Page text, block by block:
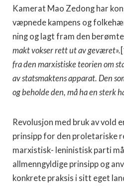
Kamerat Mao Zedong har
væpnede kampens og
ning og lagt fram den
makt vokser rett ut av geværet».
fra den marxistiske teorien om
av statsmaktens apparat. Den
og beholde den, må ha en sterk
Revolusjon med bruk av vold
prinsipp for den proletariske
marxistisk- leninistisk parti
allmenngyldi­ge prinsipp og
konkrete praksis i sitt eget